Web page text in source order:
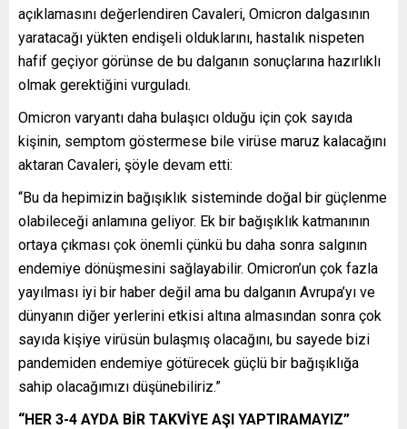
açıklamasını değerlendiren Cavaleri, Omicron dalgasının
yaratacağı yükten endişeli olduklarını, hastalık nispeten
hafif geçiyor görünse de bu dalganın sonuçlarına hazırlıklı
olmak gerektiğini vurguladı.
Omicron varyantı daha bulaşıcı olduğu için çok sayıda
kişinin, semptom göstermese bile virüse maruz kalacağını
aktaran Cavaleri, şöyle devam etti:
“Bu da hepimizin bağışıklık sisteminde doğal bir güçlenme
olabileceği anlamına geliyor. Ek bir bağışıklık katmanının
ortaya çıkması çok önemli çünkü bu daha sonra salgının
endemiye dönüşmesini sağlayabilir. Omicron’un çok fazla
yayılması iyi bir haber değil ama bu dalganın Avrupa’yı ve
dünyanın diğer yerlerini etkisi altına almasından sonra çok
sayıda kişiye virüsün bulaşmış olacağını, bu sayede bizi
pandemiden endemiye götürecek güçlü bir bağışıklığa
sahip olacağımızı düşünebiliriz.”
“HER 3-4 AYDA BİR TAKVİYE AŞI YAPTIRAMAYIZ”